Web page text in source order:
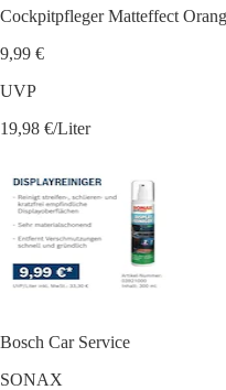
Cockpitpfleger Matteffect
9,99 €
UVP
19,98 €/Liter
Bosch Car Service
SONAX